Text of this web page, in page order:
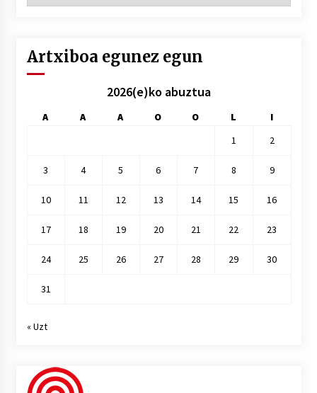
Artxiboa egunez egun
2026(e)ko abuztua
A A A O O L
I
1
2
3 4 5 6 7 8 9
10 11 12 13 14 15 16
17 18 19 20 21 22 23
24 25 26 27 28 29 30
31
« Uzt